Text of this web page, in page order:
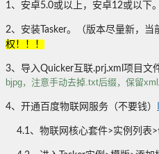
1、安卓5.0或以上，安卓12或以下。
2、安装Tasker。（版本尽量新，当
权！！！
3、导入Quicker互联.prj.xml项目文
bjpg，注意手动去掉.txt后缀，保留xml
4、开通百度物联网服务（不要钱）
4.1、物联网核心套件>实例列表>